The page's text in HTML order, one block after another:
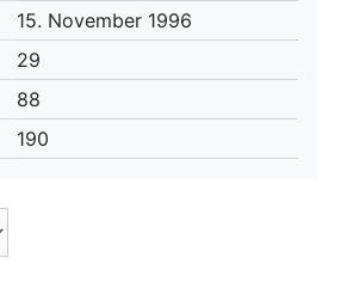
15. November 1996
29
88
190